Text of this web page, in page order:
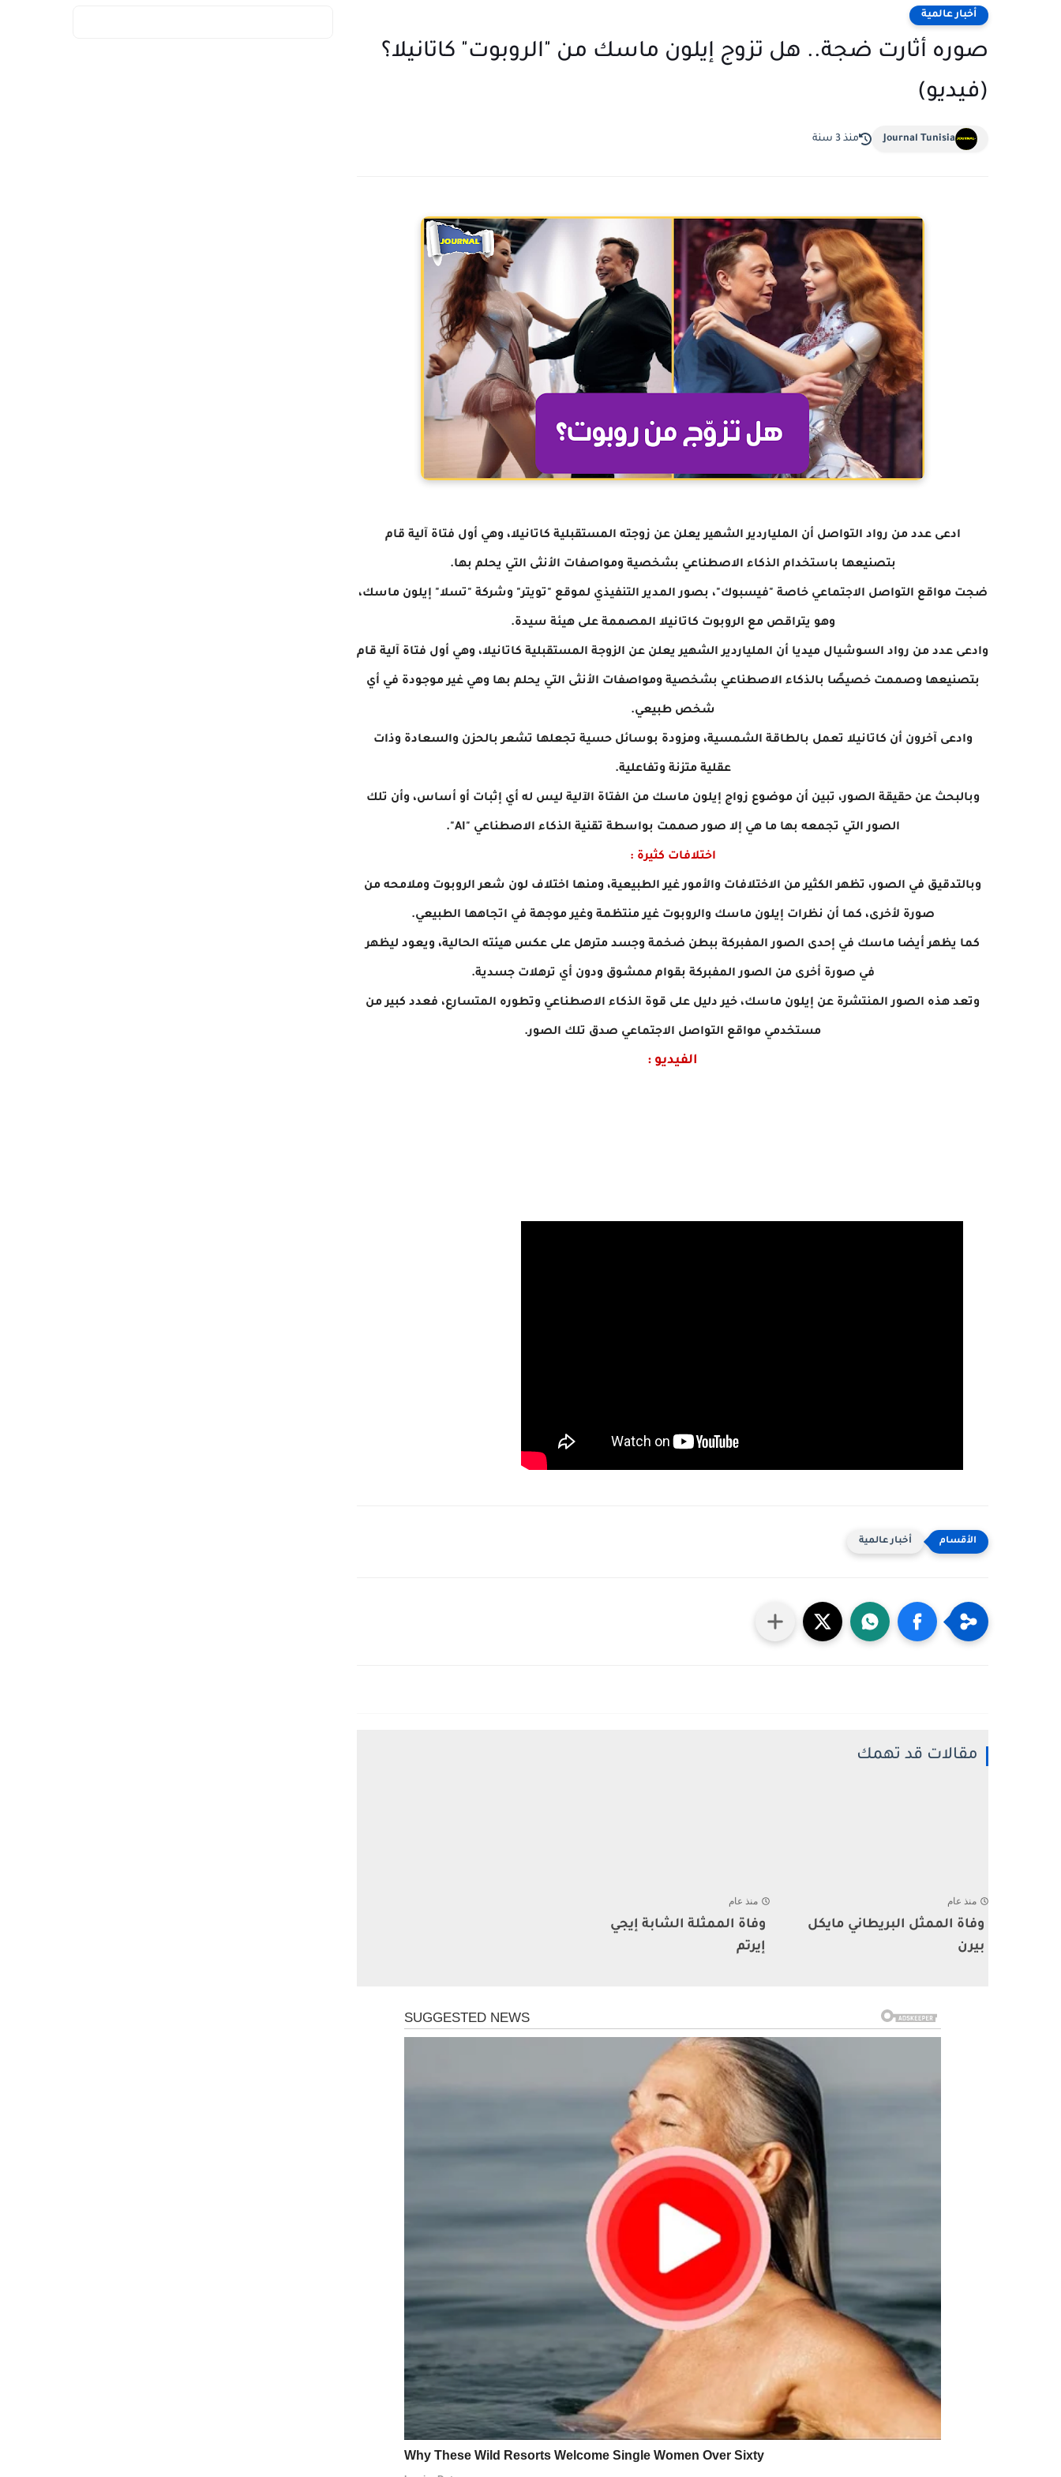
أخبار عالمية
صوره أثارت ضجة.. هل تزوج إيلون ماسك من "الروبوت" كاتانيلا؟
(فيديو)
Journal Tunisia منذ 3 سنة
ادعى عدد من رواد التواصل أن الملياردير الشهير يعلن عن زوجته المستقبلية كاتانيلا، وهي أول فتاة آلية قام
بتصنيعها باستخدام الذكاء الاصطناعي بشخصية ومواصفات الأنثى التي يحلم بها.
ضجت مواقع التواصل الاجتماعي خاصة "فيسبوك"، بصور المدير التنفيذي لموقع "تويتر" وشركة "تسلا" إيلون ماسك،
وهو يتراقص مع الروبوت كاتانيلا المصممة على هيئة سيدة.
وادعى عدد من رواد السوشيال ميديا أن الملياردير الشهير يعلن عن الزوجة المستقبلية كاتانيلا، وهي أول فتاة آلية قام
بتصنيعها وصممت خصيصًا بالذكاء الاصطناعي بشخصية ومواصفات الأنثى التي يحلم بها وهي غير موجودة في أي
شخص طبيعي.
وادعى آخرون أن كاتانيلا تعمل بالطاقة الشمسية، ومزودة بوسائل حسية تجعلها تشعر بالحزن والسعادة وذات
عقلية متزنة وتفاعلية.
وبالبحث عن حقيقة الصور، تبين أن موضوع زواج إيلون ماسك من الفتاة الآلية ليس له أي إثبات أو أساس، وأن تلك
الصور التي تجمعه بها ما هي إلا صور صممت بواسطة تقنية الذكاء الاصطناعي "AI".
اختلافات كثيرة :
وبالتدقيق في الصور، تظهر الكثير من الاختلافات والأمور غير الطبيعية، ومنها اختلاف لون شعر الروبوت وملامحه من
صورة لأخرى، كما أن نظرات إيلون ماسك والروبوت غير منتظمة وغير موجهة في اتجاهها الطبيعي.
كما يظهر أيضا ماسك في إحدى الصور المفبركة ببطن ضخمة وجسد مترهل على عكس هيئته الحالية، ويعود ليظهر
في صورة أخرى من الصور المفبركة بقوام ممشوق ودون أي ترهلات جسدية.
وتعد هذه الصور المنتشرة عن إيلون ماسك، خير دليل على قوة الذكاء الاصطناعي وتطوره المتسارع، فعدد كبير من
مستخدمي مواقع التواصل الاجتماعي صدق تلك الصور.
الفيديو :
أخبار عالمية
مقالات قد تهمك
منذ عام
وفاة الممثل البريطاني مايكل
بيرن
منذ عام
وفاة الممثلة الشابة إيجي
إيرتم